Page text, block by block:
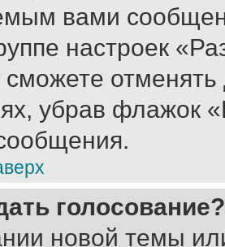
вами
настроек
сможете
убрав флажок
голосование?
новой темы